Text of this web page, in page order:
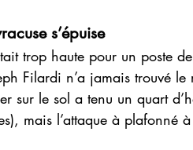
s’épuise
trop haute pour un poste
Filardi n’a jamais trouvé
sur le sol a tenu un quart
mais l’attaque à plafonné